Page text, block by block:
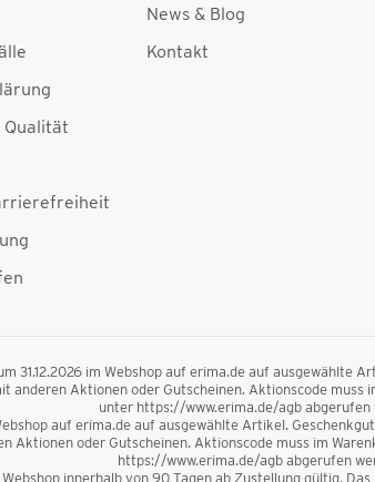
News & Blog
Kontakt
31.12.2026 im Webshop auf erima.de auf
Aktionen oder Gutscheinen. Aktionscode
unter https://www.erima.de/agb abgerufen
auf erima.de auf ausgewählte Artikel.
Aktionen oder Gutscheinen. Aktionscode muss im
https://www.erima.de/agb abgerufen
innerhalb von 90 Tagen ab Zustellung gültig.